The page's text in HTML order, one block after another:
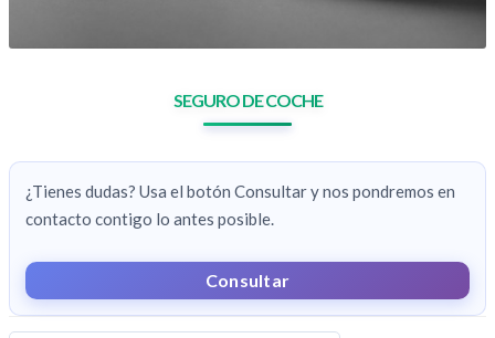
SEGURO DE COCHE
¿Tienes dudas? Usa el botón Consultar y nos pondremos en
contacto contigo lo antes posible.
Consultar